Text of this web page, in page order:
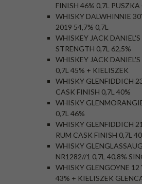
FINISH 46% 0,7L
WHISKY DALWHINNIE
2019 54,7% 0,7L
WHISKEY JACK DANIEL'S
STRENGTH 0,7L 62,5%
WHISKEY JACK DANIEL'S
0,7L 45% + KIELISZEK
WHISKY GLENFIDDICH
CASK FINISH 0,7L 40%
WHISKY
0,7L 46%
WHISKY GLENFIDDICH
RUM CASK FINISH 0,7L
WHISKY
NR1282//1 0,7L 40,8%
WHISKY GLENGOYNE 12
43% + KIELISZEK